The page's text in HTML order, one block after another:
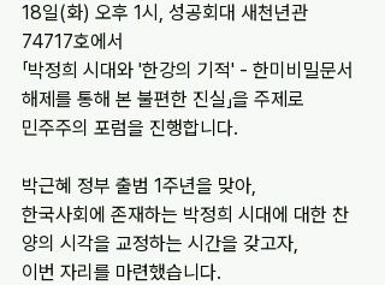
18일(화) 오후 1시, 성공회대 새천년관
74717호에서
「박정희 시대와 '한강의 기적' - 한미비밀문서
해제를 통해 본 불편한 진실」을 주제로
민주주의 포럼을 진행합니다.
박근혜 정부 출범 1주년을 맞아,
한국사회에 존재하는 박정희 시대에 대한 찬
양의 시각을 교정하는 시간을 갖고자,
이번 자리를 마련했습니다.